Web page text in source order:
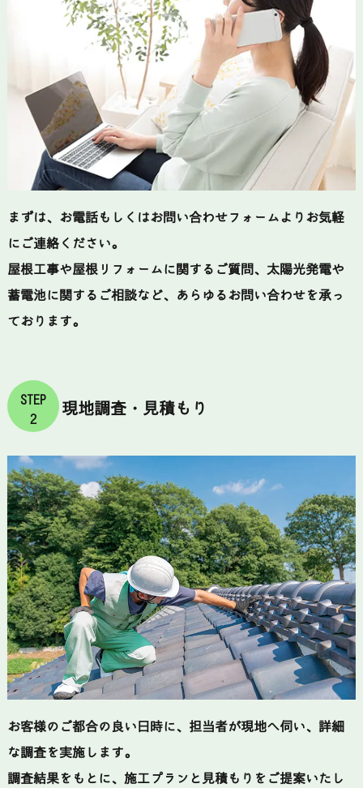
まずは、お電話もしくはお問い合わせフォームよりお気軽
にご連絡ください。
屋根工事や屋根リフォームに関するご質問、太陽光発電や
蓄電池に関するご相談など、あらゆるお問い合わせを承っ
ております。
STEP
2
現地調査・見積もり
お客様のご都合の良い日時に、担当者が現地へ伺い、詳細
な調査を実施します。
調査結果をもとに、施工プランと見積もりをご提案いたし